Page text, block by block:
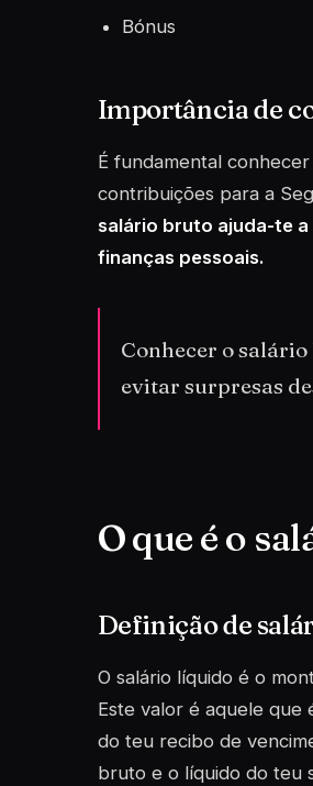
Bónus
Importância de
É fundamental
contribuições para a
salário bruto ajuda-te
finanças pessoais.
Conhecer o
evitar surpresas
O que é o
Definição de
O salário líquido é o
Este valor é aquele
do teu recibo de
bruto e o líquido do teu